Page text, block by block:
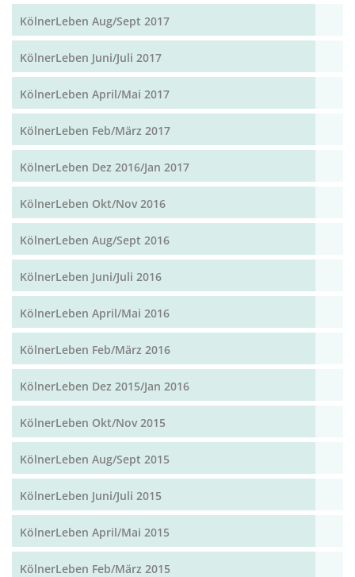
KölnerLeben Aug/Sept 2017
KölnerLeben Juni/Juli 2017
KölnerLeben April/Mai 2017
KölnerLeben Feb/März 2017
KölnerLeben Dez 2016/Jan 2017
KölnerLeben Okt/Nov 2016
KölnerLeben Aug/Sept 2016
KölnerLeben Juni/Juli 2016
KölnerLeben April/Mai 2016
KölnerLeben Feb/März 2016
KölnerLeben Dez 2015/Jan 2016
KölnerLeben Okt/Nov 2015
KölnerLeben Aug/Sept 2015
KölnerLeben Juni/Juli 2015
KölnerLeben April/Mai 2015
KölnerLeben Feb/März 2015